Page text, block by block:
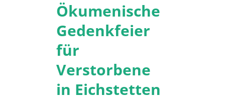
Ökumenische
Gedenkfeier
für
Verstorbene
in Eichstetten